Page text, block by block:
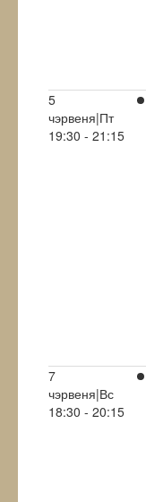
5
чэрвеня|Пт
19:30 - 21:15
7
чэрвеня|Вс
18:30 - 20:15